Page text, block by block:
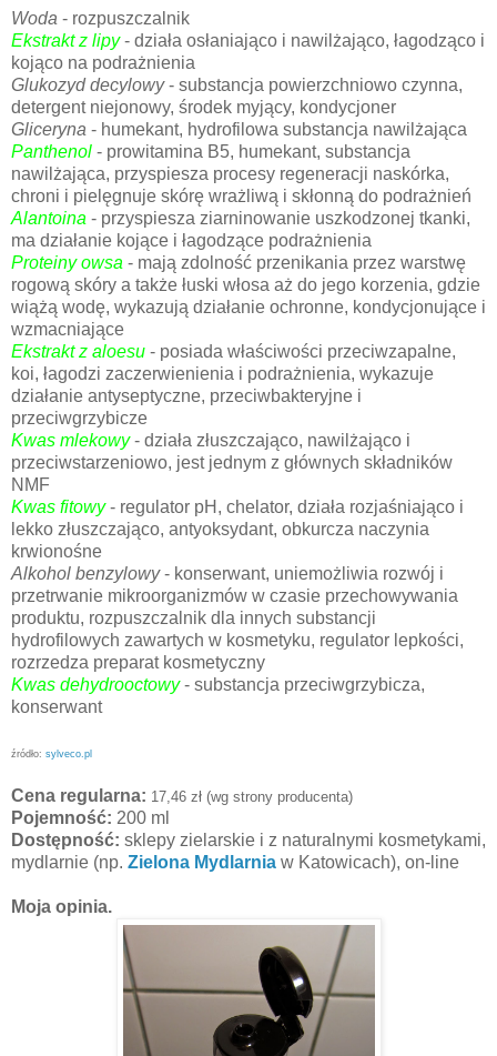
Woda - rozpuszczalnik
Ekstrakt z lipy- działa osłaniająco i nawilżająco, łagodząco i
kojąco na podrażnienia
Glukozyd decylowy- substancja powierzchniowo czynna,
detergent niejonowy, środek myjący, kondycjoner
Gliceryna - humekant, hydrofilowa substancja nawilżająca
Panthenol - prowitamina B5, humekant, substancja
nawilżająca, przyspiesza procesy regeneracji naskórka,
chroni i pielęgnuje skórę wrażliwą i skłonną do podrażnień
Alantoina - przyspiesza ziarninowanie uszkodzonej tkanki,
ma działanie kojące i łagodzące podrażnienia
Proteiny owsa - mają zdolność przenikania przez warstwę
rogową skóry a także łuski włosa aż do jego korzenia, gdzie
wiążą wodę, wykazują działanie ochronne, kondycjonujące i
wzmacniające
Ekstrakt z aloesu - posiada właściwości przeciwzapalne,
koi, łagodzi zaczerwienienia i podrażnienia, wykazuje
działanie antyseptyczne, przeciwbakteryjne i
przeciwgrzybicze
Kwas mlekowy- działa złuszczająco, nawilżająco i
przeciwstarzeniowo, jest jednym z głównych składników
NMF
Kwas fitowy - regulator pH, chelator, działa rozjaśniająco i
lekko złuszczająco, antyoksydant, obkurcza naczynia
krwionośne
Alkohol benzylowy- konserwant, uniemożliwia rozwój i
przetrwanie mikroorganizmów w czasie przechowywania
produktu, rozpuszczalnik dla innych substancji
hydrofilowych zawartych w kosmetyku, regulator lepkości,
rozrzedza preparat kosmetyczny
Kwas dehydrooctowy- substancja przeciwgrzybicza,
konserwant
źródło: sylveco.pl
Cena regularna: 17,46 zł (wg strony producenta)
Pojemność: 200 ml
Dostępność: sklepy zielarskie i z naturalnymi kosmetykami,
mydlarnie (np. Zielona Mydlarnia w Katowicach), on-line
Moja opinia.